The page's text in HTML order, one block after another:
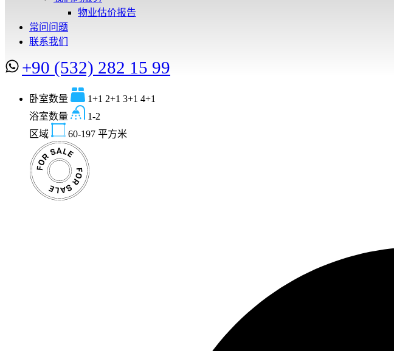
物业估价报告
常问问题
联系我们
+90 (532) 282 15 99
卧室数量
1+1 2+1 3+1 4+1
浴室数量
1-2
区域
60-197 平方米